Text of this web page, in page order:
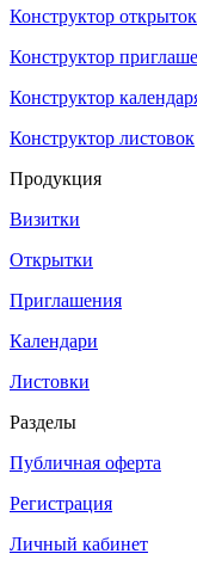
Конструктор открыток
Конструктор
Конструктор
Конструктор листовок
Продукция
Визитки
Открытки
Приглашения
Календари
Листовки
Разделы
Публичная оферта
Регистрация
Личный кабинет